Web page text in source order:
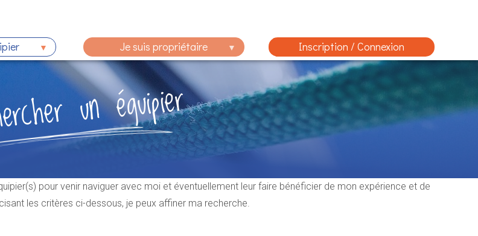
Je suis propriétaire Inscription / Connexion
un équipier
pour venir naviguer avec moi et éventuellement leur faire bénéficier de mon expérience et de
les critères ci-dessous, je peux affiner ma recherche.